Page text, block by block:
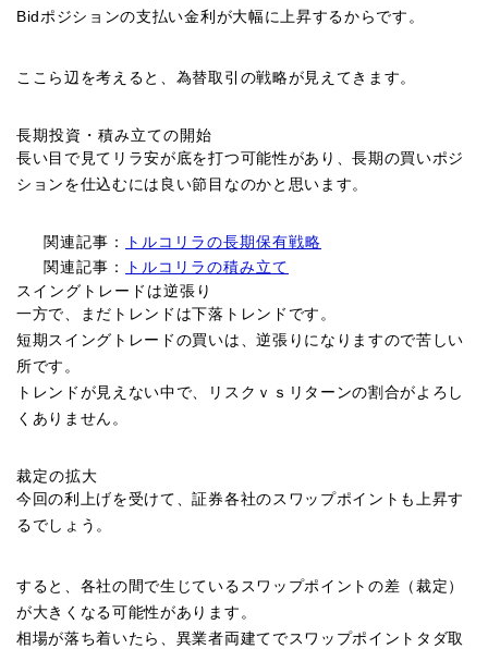
Bidポジションの支払い金利が大幅に上昇するからです。
ここら辺を考えると、為替取引の戦略が見えてきます。
長期投資・積み立ての開始
長い目で見てリラ安が底を打つ可能性があり、長期の買いポジ
ションを仕込むには良い節目なのかと思います。
関連記事：
トルコリラの長期保有戦略
関連記事：
トルコリラの積み立て
スイングトレードは逆張り
一方で、まだトレンドは下落トレンドです。
短期スイングトレードの買いは、逆張りになりますので苦しい
所です。
トレンドが見えない中で、リスクｖｓリターンの割合がよろし
くありません。
裁定の拡大
今回の利上げを受けて、証券各社のスワップポイントも上昇す
るでしょう。
すると、各社の間で生じているスワップポイントの差（裁定）
が大きくなる可能性があります。
相場が落ち着いたら、異業者両建てでスワップポイントタダ取